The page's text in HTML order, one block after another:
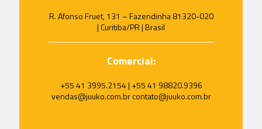
R. Afonso Fruet, 131 – Fazendinha 81320-020
| Curitiba/PR | Brasil
Comercial:
+55 41 3995.2154 | +55 41 98820.9396
vendas@juuko.com.br contato@juuko.com.br